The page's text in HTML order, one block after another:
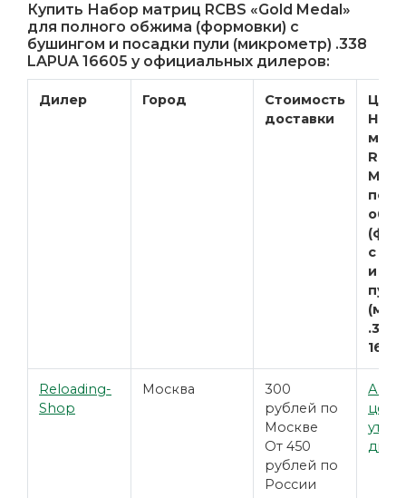
Купить Набор матриц RCBS «Gold Medal»
для полного обжима (формовки) с
бушингом и посадки пули (микрометр) .338
LAPUA 16605 у официальных дилеров:
Дилер Город
Стоимость
доставки
с
и
пули
.338
Reloading-
Shop
Москва
300
рублей по
Москве
От 450
рублей по
России
цены